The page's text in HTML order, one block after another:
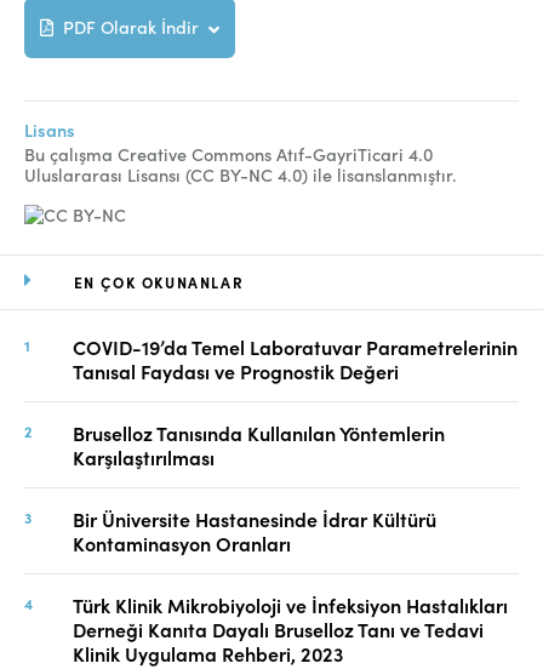
EN ÇOK OKUNANLAR
COVID-19’da Temel Laboratuvar Parametrelerinin
Tanısal Faydası ve Prognostik Değeri
Bruselloz Tanısında Kullanılan Yöntemlerin
Karşılaştırılması
Bir Üniversite Hastanesinde İdrar Kültürü
Kontaminasyon Oranları
Türk Klinik Mikrobiyoloji ve İnfeksiyon Hastalıkları
Derneği Kanıta Dayalı Bruselloz Tanı ve Tedavi
Klinik Uygulama Rehberi, 2023
PDF Olarak İndir
Lisans
Bu çalışma Creative Commons Atıf-GayriTicari 4.0
Uluslararası Lisansı (CC BY-NC 4.0) ile lisanslanmıştır.